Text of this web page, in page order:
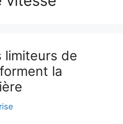
limiteurs de
la